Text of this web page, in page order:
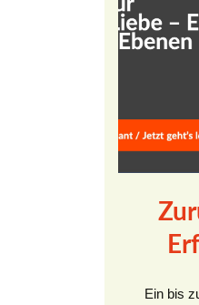
Ein bis